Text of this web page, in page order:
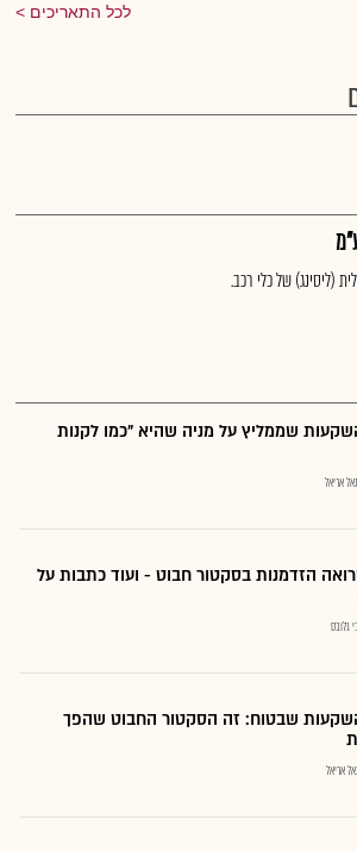
לכל התאריכים
(ליסינג) של כלי רכב.
שממליץ על מניה שהיא "כמו לקנות
אריאל
הזדמנות בסקטור חבוט - ועוד כתבות על
גלובס
שבטוח: זה הסקטור החבוט שהפך
אריאל